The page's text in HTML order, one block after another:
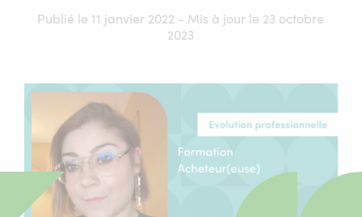
Publié le 11 janvier 2022 - Mis à jour le 23 octobre
2023